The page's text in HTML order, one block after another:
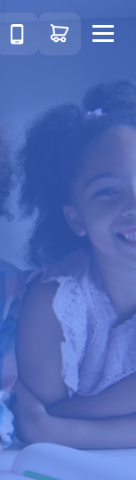
TéléphoneAccéder au shop